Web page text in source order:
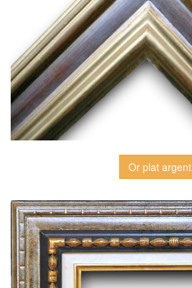
Or plat argent